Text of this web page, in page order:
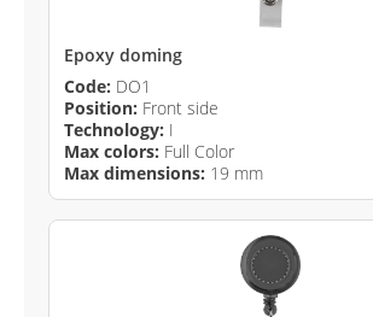
Epoxy doming
Code: DO1
Position: Front side
Technology: I
Max colors: Full Color
Max dimensions: 19 mm